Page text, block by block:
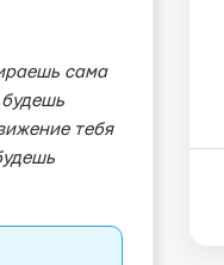
сама
тебя